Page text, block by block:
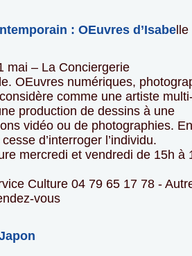
: OEuvres d’Isabe
mai – La Conciergerie
OEuvres numériques,
comme une artiste
production de dessins à une
vidéo ou de photographies.
d’interroger l’individu.
mercredi et vendredi de 15h à
Culture 04 79 65 17 78 -
vous